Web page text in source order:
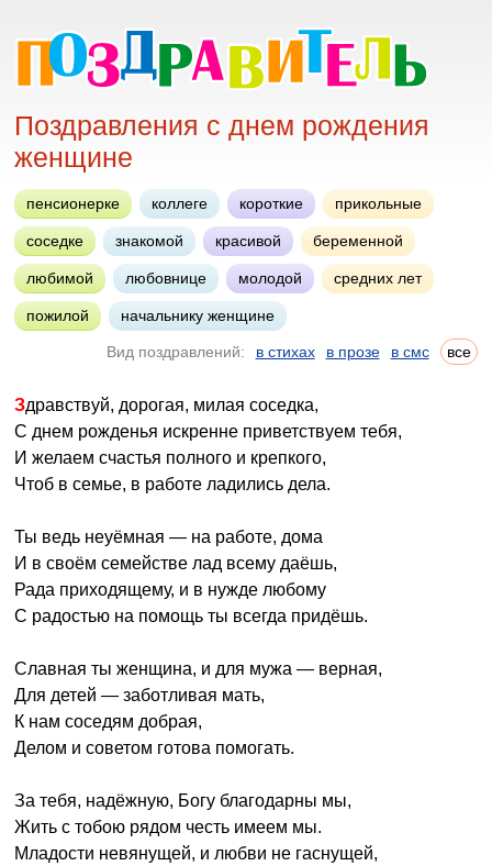
Поздравления с днем рождения
женщине
пенсионерке коллеге короткие прикольные
соседке знакомой красивой беременной
любимой любовнице молодой средних лет
пожилой начальнику женщине
Вид поздравлений: в стихах в прозе в смс все
Здравствуй, дорогая, милая соседка,
С днем рожденья искренне приветствуем тебя,
И желаем счастья полного и крепкого,
Чтоб в семье, в работе ладились дела.
Ты ведь неуёмная — на работе, дома
И в своём семействе лад всему даёшь,
Рада приходящему, и в нужде любому
С радостью на помощь ты всегда придёшь.
Славная ты женщина, и для мужа — верная,
Для детей — заботливая мать,
К нам соседям добрая,
Делом и советом готова помогать.
За тебя, надёжную, Богу благодарны мы,
Жить с тобою рядом честь имеем мы.
Младости невянущей, и любви не гаснущей,